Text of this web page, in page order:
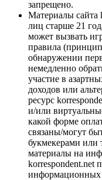
запрещено.
Материалы сайта
лиц старше 21
может вызвать
правила
обнаружении
немедленно
участие в
доходов или
ресурс
и/или
какой форме
связаны/могут
букмекерами или
материалы на
korrespondent.net
информационных